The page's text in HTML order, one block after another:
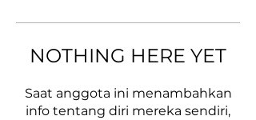
NOTHING HERE YET
Saat anggota ini menambahkan
info tentang diri mereka sendiri,